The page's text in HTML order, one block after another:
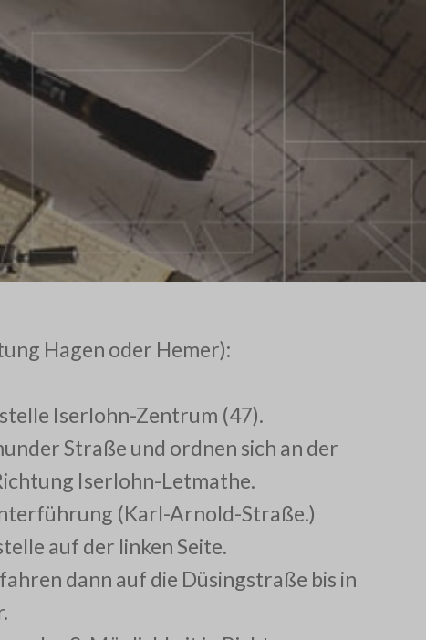
Hagen oder Hemer):
Iserlohn-Zentrum (47).
Straße und ordnen sich an der
Iserlohn-Letmathe.
(Karl-Arnold-Straße.)
auf der linken Seite.
dann auf die Düsingstraße bis in